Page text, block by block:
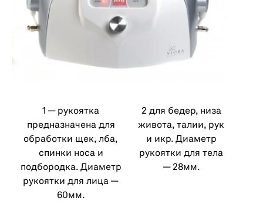
1 — рукоятка
предназначена для
обработки щек, лба,
спинки носа и
подбородка. Диаметр
рукоятки для лица —
60мм.
2 для бедер, низа
живота, талии, рук
и икр. Диаметр
рукоятки для тела
— 28мм.